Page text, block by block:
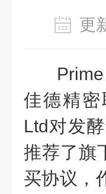
更
佳德精
Ltd对发
推荐了旗
买协议，